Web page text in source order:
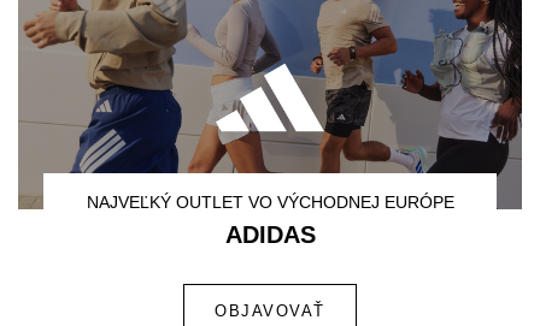
NAJVEĽKÝ OUTLET VO VÝCHODNEJ EURÓPE
ADIDAS
OBJAVOVAŤ